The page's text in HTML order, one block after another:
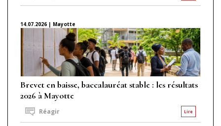
14.07.2026 | Mayotte
Brevet en baisse, baccalauréat stable : les résultats
2026 à Mayotte
Lire
Réagir